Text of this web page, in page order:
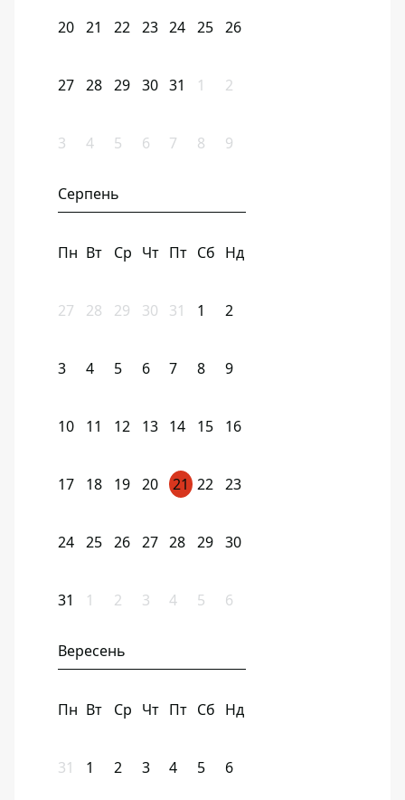
20 21 22 23 24 25 26
27 28 29 30 31 1 2
3 4 5 6 7 8 9
Серпень
Пн Вт Ср Чт Пт Сб Нд
27 28 29 30 31 1 2
3 4 5 6 7 8 9
10 11 12 13 14 15 16
17 18 19 20 21 22 23
24 25 26 27 28 29 30
31 1 2 3 4 5 6
Вересень
Пн Вт Ср Чт Пт Сб Нд
31 1 2 3 4 5 6